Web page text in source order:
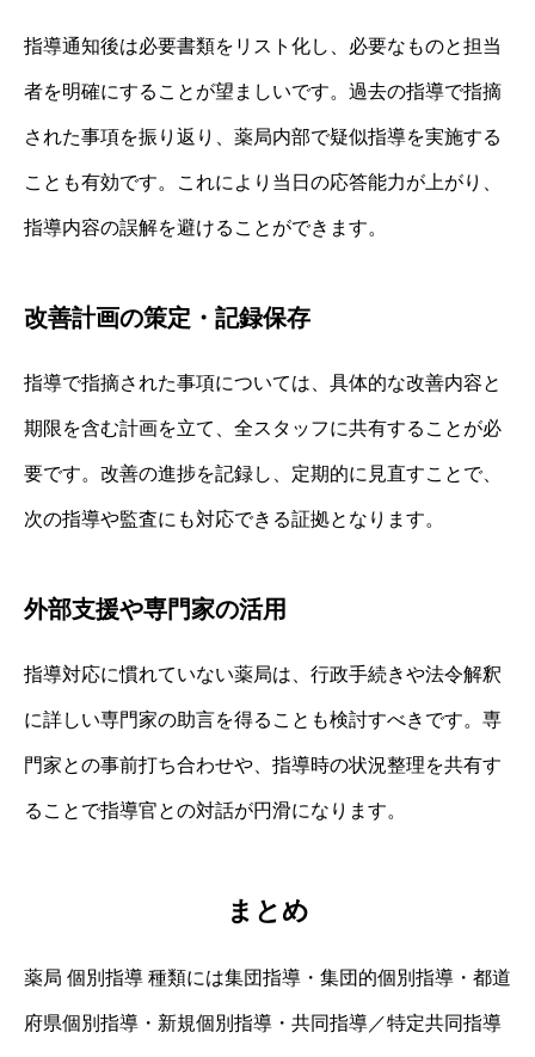
指導通知後は必要書類をリスト化し、必要なものと担当
者を明確にすることが望ましいです。過去の指導で指摘
された事項を振り返り、薬局内部で疑似指導を実施する
ことも有効です。これにより当日の応答能力が上がり、
指導内容の誤解を避けることができます。
改善計画の策定・記録保存
指導で指摘された事項については、具体的な改善内容と
期限を含む計画を立て、全スタッフに共有することが必
要です。改善の進捗を記録し、定期的に見直すことで、
次の指導や監査にも対応できる証拠となります。
外部支援や専門家の活用
指導対応に慣れていない薬局は、行政手続きや法令解釈
に詳しい専門家の助言を得ることも検討すべきです。専
門家との事前打ち合わせや、指導時の状況整理を共有す
ることで指導官との対話が円滑になります。
まとめ
薬局 個別指導 種類には集団指導・集団的個別指導・都道
府県個別指導・新規個別指導・共同指導／特定共同指導